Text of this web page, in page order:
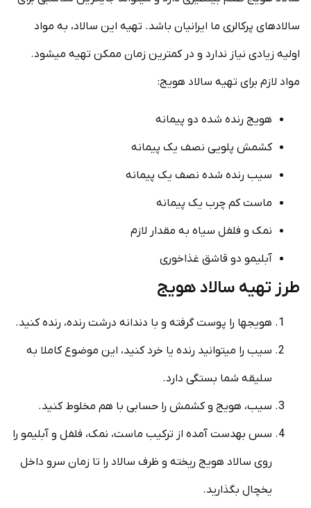
سالادهای پرکالری ما ایرانیان باشد. تهیه این سالاد، به مواد
اولیه زیادی نیاز ندارد و در کمترین زمان ممکن تهیه می­شود.
مواد لازم برای تهیه سالاد هویج:
هویج رنده شده دو پیمانه
کشمش پلویی نصف یک پیمانه
سیب رنده شده نصف یک پیمانه
ماست کم چرب یک پیمانه
نمک و فلفل سیاه به مقدار لازم
آبلیمو دو قاشق غذاخوری
طرز تهیه سالاد هویج
هویج­ها را پوست گرفته و با دندانه درشت رنده، رنده کنید.
سیب را می­توانید رنده یا خرد کنید، این موضوع کاملا به
سلیقه شما بستگی دارد.
سیب، هویج و کشمش را حسابی با هم مخلوط کنید.
سس به­دست آمده از ترکیب ماست، نمک، فلفل و آبلیمو را
روی سالاد هویج ریخته و ظرف سالاد را تا زمان سرو داخل
یخچال بگذارید.